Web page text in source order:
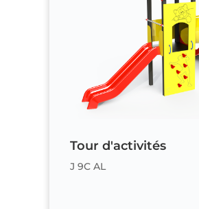
Tour d'activités
J 9C AL